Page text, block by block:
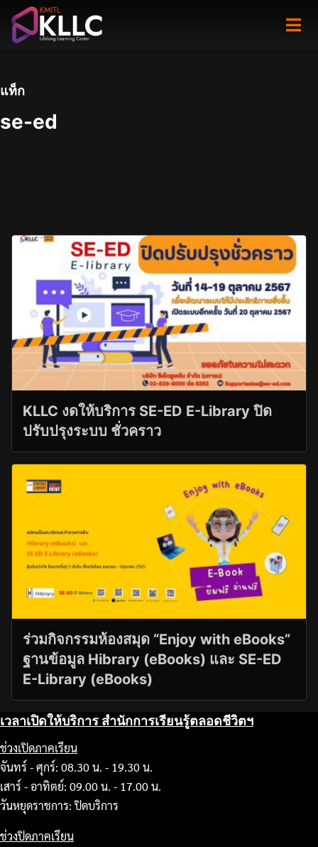
content
แท็ก
se-ed
KLLC งดให้บริการ SE-ED E-Library ปิด
ปรับปรุงระบบ ชั่วคราว
ร่วมกิจกรรมห้องสมุด “Enjoy with eBooks”
ฐานข้อมูล Hibrary (eBooks) และ SE-ED
E-Library (eBooks)
เวลาเปิดให้บริการ สำนักการเรียนรู้ตลอดชีวิตฯ
ช่วงเปิดภาคเรียน
จันทร์ - ศุกร์: 08.30 น. - 19.30 น.
เสาร์ - อาทิตย์: 09.00 น. - 17.00 น.
วันหยุดราชการ: ปิดบริการ
ช่วงปิดภาคเรียน